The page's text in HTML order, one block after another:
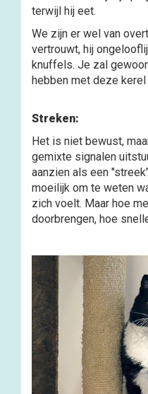
terwijl hij eet.
We zijn er wel van
vertrouwt, hij
knuffels. Je zal
hebben met deze kerel
Streken:
Het is niet bewust,
gemixte signalen
aanzien als een
moeilijk om te weten
zich voelt. Maar hoe
doorbrengen, hoe